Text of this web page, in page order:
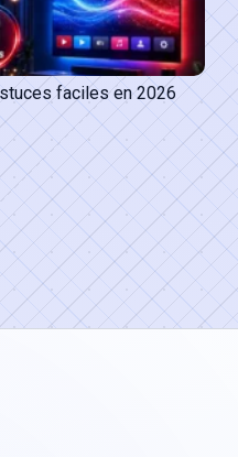
faciles en 2026